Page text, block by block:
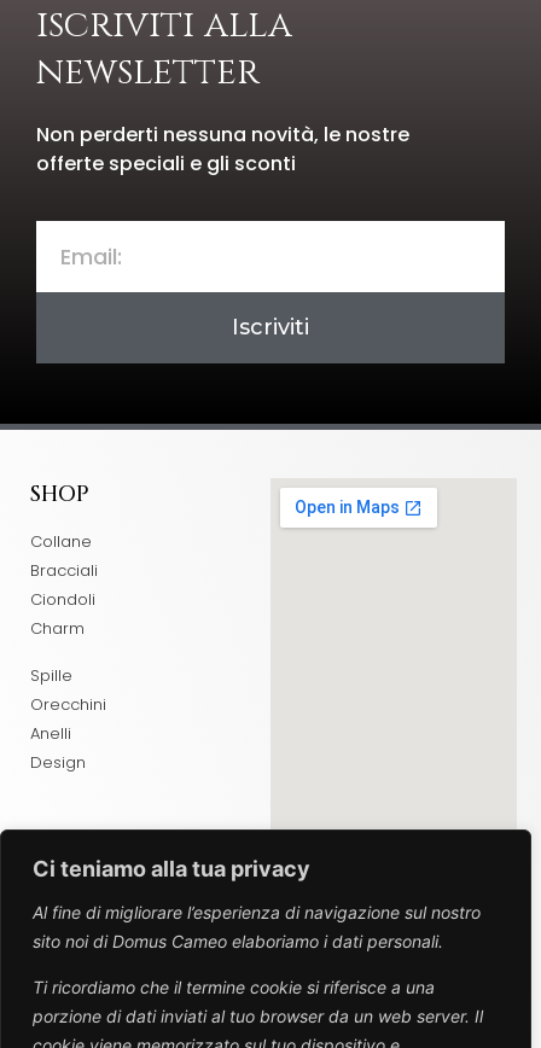
Ci teniamo alla tua privacy
Al fine di migliorare l’esperienza di navigazione sul nostro
sito noi di Domus Cameo elaboriamo i dati personali.
Ti ricordiamo che il termine cookie si riferisce a una
porzione di dati inviati al tuo browser da un web server. Il
iscriviti alla
newsletter
Non perderti nessuna novità, le nostre
offerte speciali e gli sconti
Iscriviti
SHOP
Collane
Bracciali
Ciondoli
Charm
Spille
Orecchini
Anelli
Design
ABOUT
Contatti
SEGUICI SUI SOCIAL